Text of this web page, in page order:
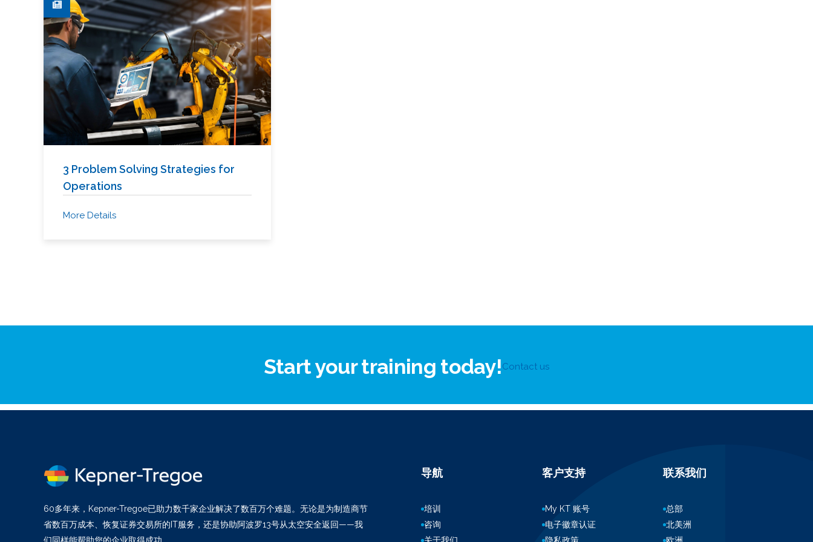
3 Problem Solving Strategies for
Operations
More Details
Start your training today!Contact us
60多年来，Kepner-Tregoe已助力数千家企业解决了数百万个难题。无论是为制造商节
省数百万成本、恢复证券交易所的IT服务，还是协助阿波罗13号从太空安全返回——我
导航
培训
咨询
客户支持
My KT 账号
电子徽章认证
联系我们
总部
北美洲